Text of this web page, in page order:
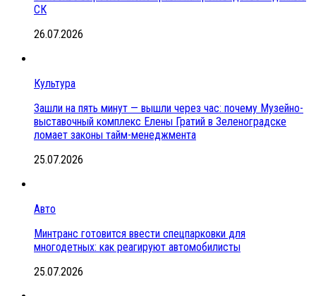
СК
26.07.2026
Культура
Зашли на пять минут — вышли через час: почему Музейно-
выставочный комплекс Елены Гратий в Зеленоградске
ломает законы тайм-менеджмента
25.07.2026
Авто
Минтранс готовится ввести спецпарковки для
многодетных: как реагируют автомобилисты
25.07.2026